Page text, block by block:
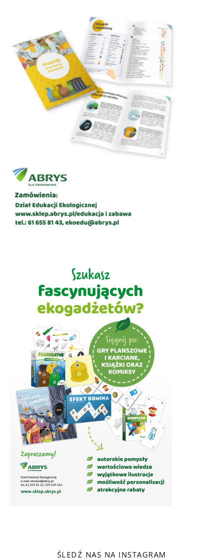
ŚLEDŹ NAS NA INSTAGRAM